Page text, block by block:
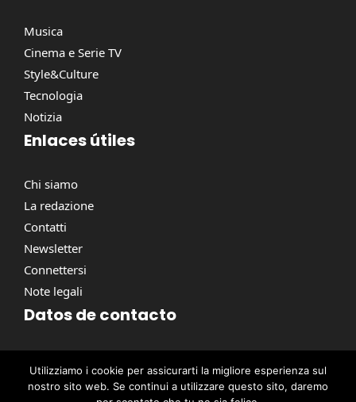
Musica
Cinema e Serie TV
Style&Culture
Tecnologia
Notizia
Enlaces útiles
Chi siamo
La redazione
Contatti
Newsletter
Connettersi
Note legali
Datos de contacto
contact@pausacaffe.net
+39 06 9453 2781
Utilizziamo i cookie per assicurarti la migliore esperienza sul
nostro sito web. Se continui a utilizzare questo sito, daremo